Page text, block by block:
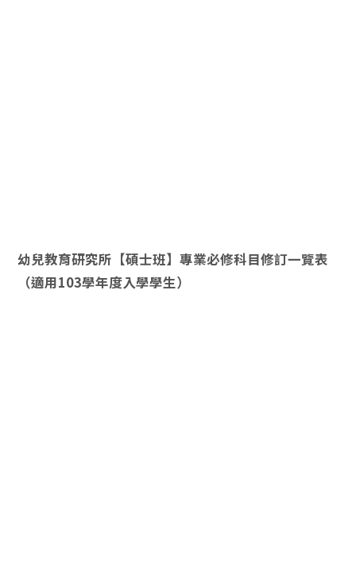
幼兒教育研究所【碩士班】專業必修科目修訂一覽表
（適用103學年度入學學生）